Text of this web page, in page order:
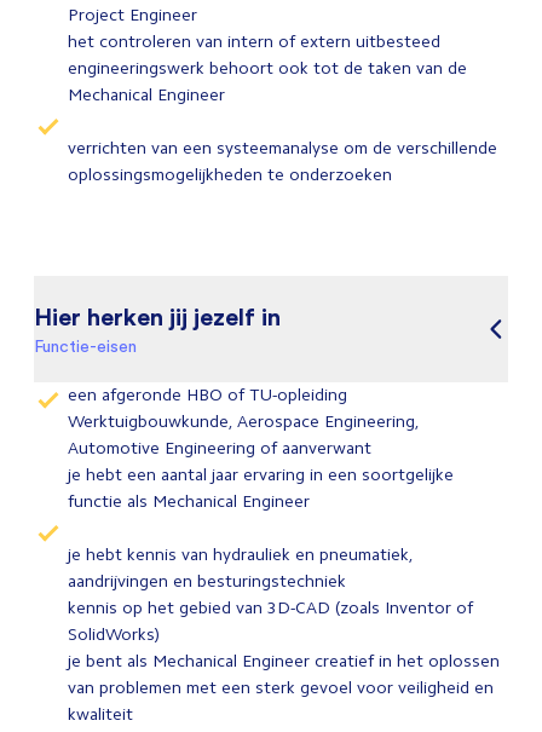
Project Engineer
het controleren van intern of extern uitbesteed
engineeringswerk behoort ook tot de taken van de
Mechanical Engineer
verrichten van een systeemanalyse om de verschillende
oplossingsmogelijkheden te onderzoeken
Hier herken jij jezelf in
Functie-eisen
een afgeronde HBO of TU-opleiding
Werktuigbouwkunde, Aerospace Engineering,
Automotive Engineering of aanverwant
je hebt een aantal jaar ervaring in een soortgelijke
functie als Mechanical Engineer
je hebt kennis van hydrauliek en pneumatiek,
aandrijvingen en besturingstechniek
kennis op het gebied van 3D-CAD (zoals Inventor of
SolidWorks)
je bent als Mechanical Engineer creatief in het oplossen
van problemen met een sterk gevoel voor veiligheid en
kwaliteit